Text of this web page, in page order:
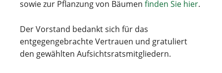
sowie zur Pflanzung von Bäumen finden Sie hier.
Der Vorstand bedankt sich für das
entgegengebrachte Vertrauen und gratuliert
den gewählten Aufsichtsratsmitgliedern.